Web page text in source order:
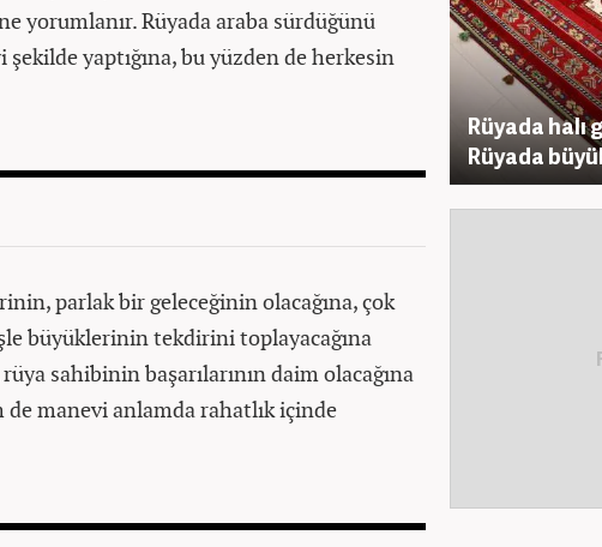
yorumlanır. Rüyada araba sürdüğünü
yaptığına, bu yüzden de herkesin
parlak bir geleceğinin olacağına, çok
büyüklerinin tekdirini toplayacağına
sahibinin başarılarının daim olacağına
manevi anlamda rahatlık içinde
Rüyada halı
Rüyada